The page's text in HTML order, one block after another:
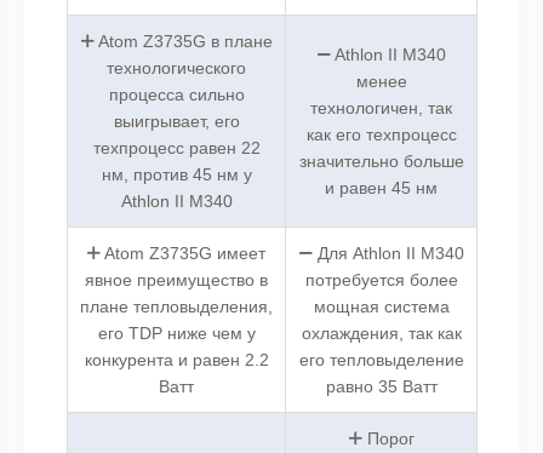
Atom Z3735G в плане
технологического
процесса сильно
выигрывает, его
техпроцесс равен 22
нм, против 45 нм у
Athlon II M340
Athlon II M340
менее
технологичен, так
как его техпроцесс
значительно больше
и равен 45 нм
Atom Z3735G имеет
явное преимущество в
плане тепловыделения,
его TDP ниже чем у
конкурента и равен 2.2
Ватт
Для Athlon II M340
потребуется более
мощная система
охлаждения, так как
его тепловыделение
равно 35 Ватт
Порог